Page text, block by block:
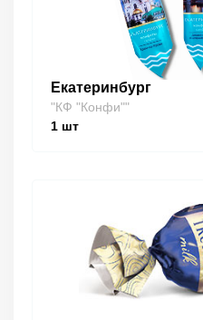
Екатеринбург
"КФ "Конфи""
1 шт